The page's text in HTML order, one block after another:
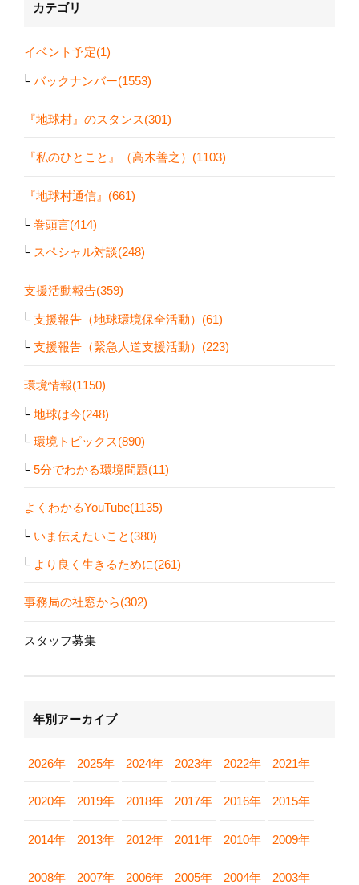
カテゴリ
イベント予定(1)
バックナンバー(1553)
『地球村』のスタンス(301)
『私のひとこと』（高木善之）(1103)
『地球村通信』(661)
巻頭言(414)
スペシャル対談(248)
支援活動報告(359)
支援報告（地球環境保全活動）(61)
支援報告（緊急人道支援活動）(223)
環境情報(1150)
地球は今(248)
環境トピックス(890)
5分でわかる環境問題(11)
よくわかるYouTube(1135)
いま伝えたいこと(380)
より良く生きるために(261)
事務局の社窓から(302)
スタッフ募集
年別アーカイブ
2026年 2025年 2024年 2023年 2022年 2021年
2020年 2019年 2018年 2017年 2016年 2015年
2014年 2013年 2012年 2011年 2010年 2009年
2008年 2007年 2006年 2005年 2004年 2003年